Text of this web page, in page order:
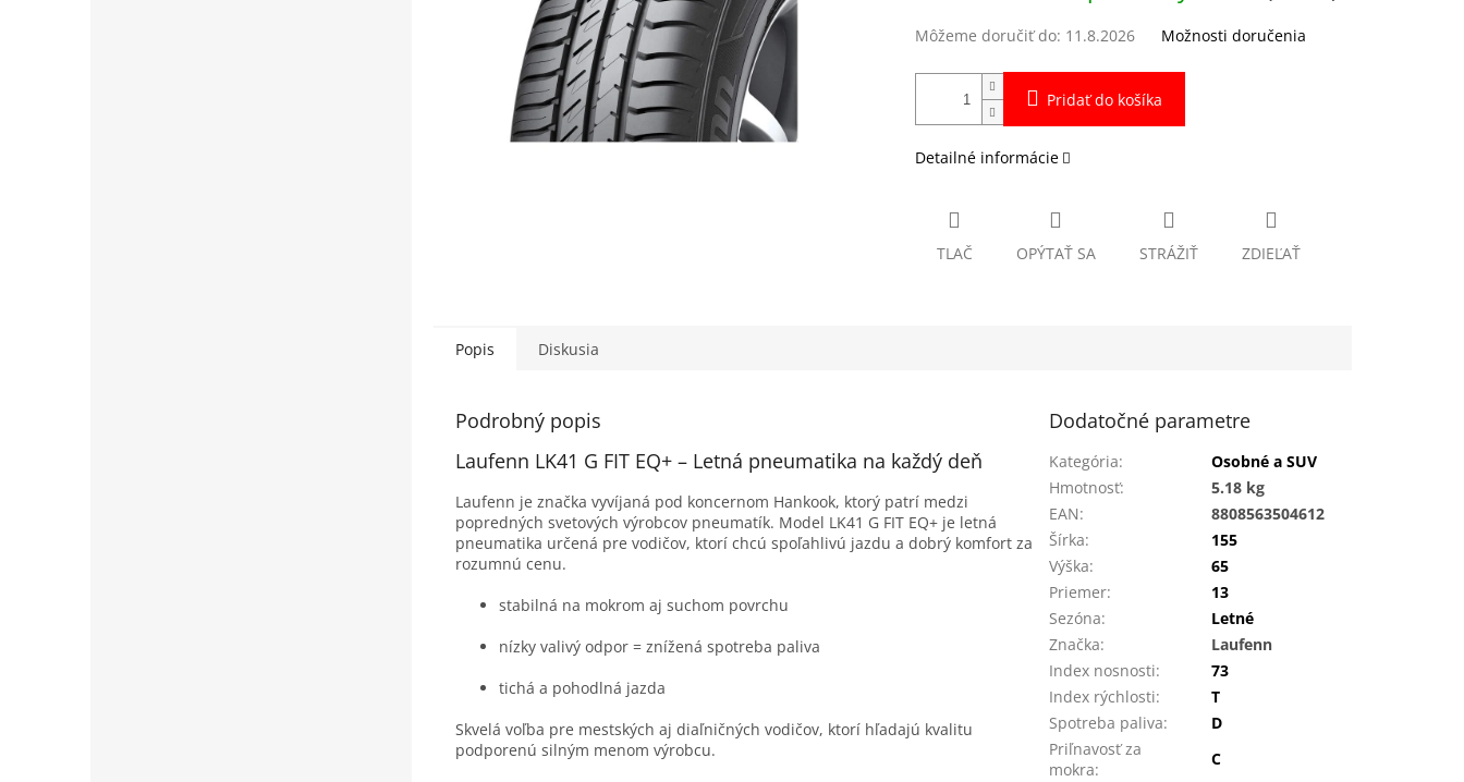
Môžeme doručiť do: 11.8.2026 Možnosti doručenia
Pridať do košíka
Detailné informácie
TLAČ OPÝTAŤ SA STRÁŽIŤ ZDIEĽAŤ
Popis Diskusia
Podrobný popis
Laufenn LK41 G FIT EQ+ – Letná pneumatika na každý deň
Laufenn je značka vyvíjaná pod koncernom Hankook, ktorý patrí medzi
popredných svetových výrobcov pneumatík. Model LK41 G FIT EQ+ je letná
pneumatika určená pre vodičov, ktorí chcú spoľahlivú jazdu a dobrý komfort za
rozumnú cenu.
stabilná na mokrom aj suchom povrchu
nízky valivý odpor = znížená spotreba paliva
tichá a pohodlná jazda
Skvelá voľba pre mestských aj diaľničných vodičov, ktorí hľadajú kvalitu
podporenú silným menom výrobcu.
Dodatočné parametre
Kategória:
Osobné a SUV
Hmotnosť:
5.18 kg
EAN:
8808563504612
Šírka:
155
Výška:
65
Priemer:
13
Sezóna:
Letné
Značka:
Laufenn
Index nosnosti:
73
Index rýchlosti:
T
Spotreba paliva:
D
Priľnavosť za
mokra:
C